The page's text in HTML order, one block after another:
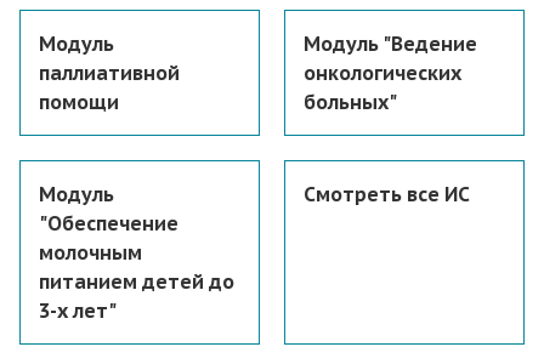
Модуль
паллиативной
помощи
Модуль "Ведение
онкологических
больных"
Модуль
"Обеспечение
молочным
питанием детей до
3-х лет"
Смотреть все ИС